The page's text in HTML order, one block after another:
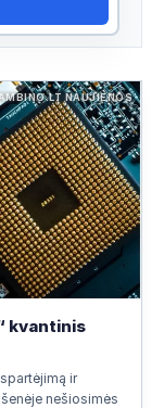
NAUJIENOS
kvantinis
ir
nešiosimės